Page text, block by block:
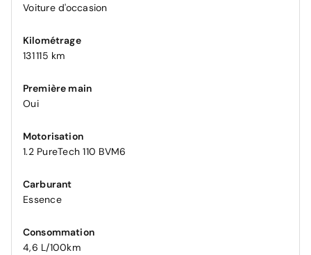
Voiture d'occasion
Kilométrage
131 115 km
Première main
Oui
Motorisation
1.2 PureTech 110 BVM6
Carburant
Essence
Consommation
4,6 L/100km